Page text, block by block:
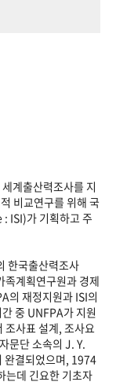
계출산력조사를 지
비교연구를 위해 국
가 기획하고 주
한국출산력조사
계획연구원과 경제
의 재정지원과 ISI의
중 UNFPA가 지원
사표 설계, 조사요
문단 소속의 J. Y.
완결되었으며, 1974
는데 긴요한 기초자